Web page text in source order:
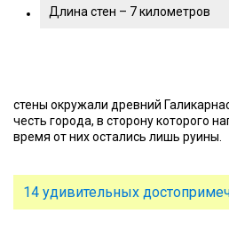
Длина стен – 7 километров
стены окружали древний
честь города, в сторону которого
время от них остались лишь руины.
14 удивительных